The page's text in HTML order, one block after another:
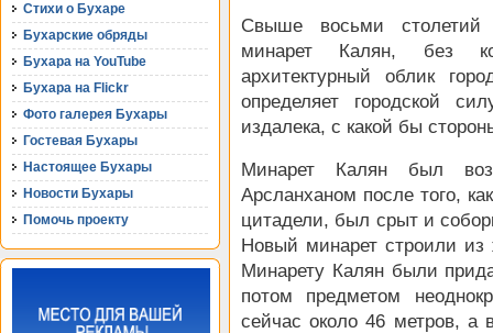
Стихи о Бухаре
Бухарские обряды
Бухара на YouTube
Бухара на Flickr
Фото галерея Бухары
Гостевая Бухары
Настоящее Бухары
Новости Бухары
Помочь проекту
Свыше восьми столетий
минарет Калян, без
архитектурный облик
определяет городской
издалека, с какой бы
Минарет Калян был
Арсланханом после того,
цитадели, был срыт и
Новый минарет строили из
Минарету Калян были
потом предметом
сейчас около 46 метров, а